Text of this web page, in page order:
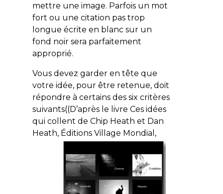
mettre une image. Parfois un mot
fort ou une citation pas trop
longue écrite en blanc sur un
fond noir sera parfaitement
approprié.
Vous devez garder en tête que
votre idée, pour être retenue, doit
répondre à certains des six critères
suivants((D’après le livre Ces idées
qui collent de Chip Heath et Dan
Heath, Éditions Village Mondial,